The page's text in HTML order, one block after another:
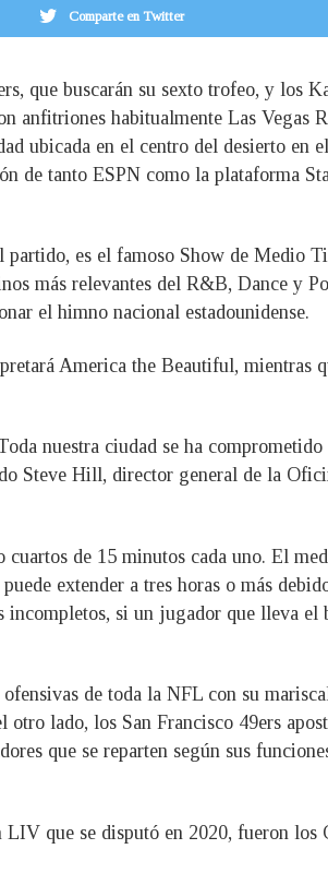
Comparte en Twitter
que buscarán su sexto trofeo, y los
anfitriones habitualmente Las Vegas
ubicada en el centro del desierto en
de tanto ESPN como la plataforma
partido, es el famoso Show de Medio
más relevantes del R&B, Dance y
el himno nacional estadounidense.
America the Beautiful, mientras
nuestra ciudad se ha comprometido
Steve Hill, director general de la
de 15 minutos cada uno. El
extender a tres horas o más
incompletos, si un jugador que lleva el
de toda la NFL con su
lado, los San Francisco 49ers
que se reparten según sus
que se disputó en 2020, fueron los